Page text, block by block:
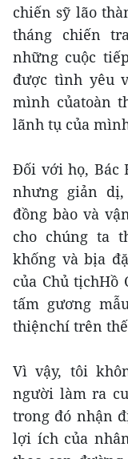
chiến sỹ lão
tháng chiến
những cuộc
được tình yêu
mình củatoàn
lãnh tụ của
Đối với họ, Bác
nhưng giản
đồng bào và
cho chúng ta
khống và bịa
của Chủ
tấm gương
thiệnchí trên
Vì vậy, tôi
người làm ra
trong đó nhận
lợi ích của